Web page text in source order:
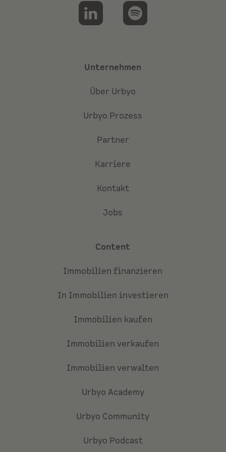
Unternehmen
Über Urbyo
Urbyo Prozess
Partner
Karriere
Kontakt
Jobs
Content
Immobilien finanzieren
In Immobilien investieren
Immobilien kaufen
Immobilien verkaufen
Immobilien verwalten
Urbyo Academy
Urbyo Community
Urbyo Podcast